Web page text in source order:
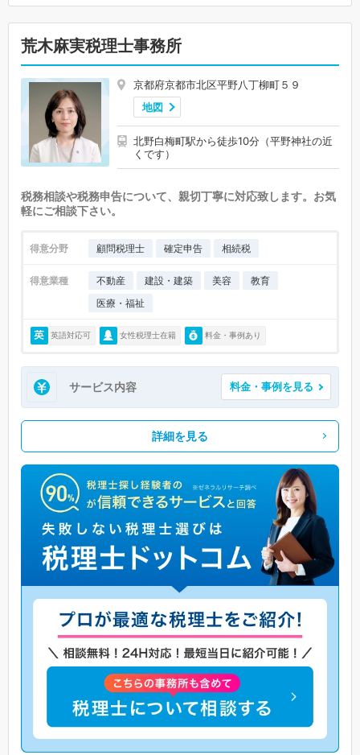
荒木麻実税理士事務所
京都府京都市北区平野八丁柳町５９
地図
北野白梅町駅から徒歩10分（平野神社の近
くです）
税務相談や税務申告について、親切丁寧に対応致します。お気
軽にご相談下さい。
得意分野 顧問税理士 確定申告 相続税
得意業種 不動産 建設・建築 美容
教育
医療・福祉
英語対応可 女性税理士在籍 料金・事例あり
サービス内容 料金・事例を見る
詳細を見る